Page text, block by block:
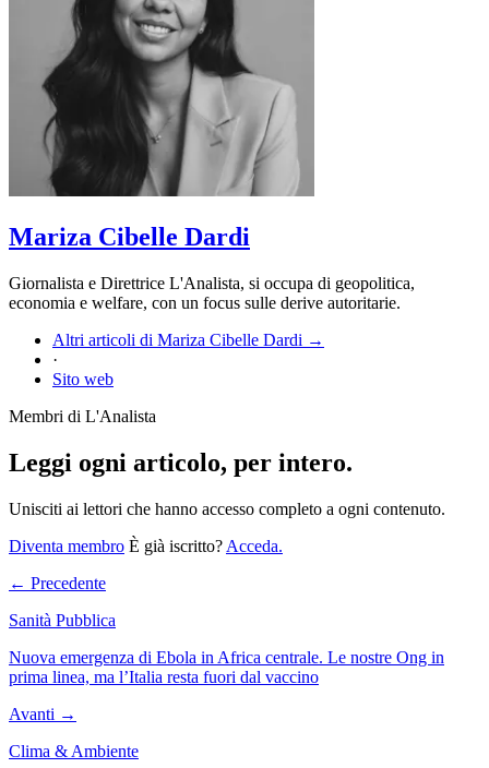
Mariza Cibelle Dardi
Giornalista e Direttrice L'Analista, si occupa di geopolitica,
economia e welfare, con un focus sulle derive autoritarie.
Altri articoli di Mariza Cibelle Dardi →
·
Sito web
Membri di L'Analista
Leggi ogni articolo, per intero.
Unisciti ai lettori che hanno accesso completo a ogni contenuto.
Diventa membro È già iscritto? Acceda.
← Precedente
Sanità Pubblica
Nuova emergenza di Ebola in Africa centrale. Le nostre Ong in
prima linea, ma l’Italia resta fuori dal vaccino
Avanti →
Clima & Ambiente